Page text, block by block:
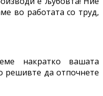
во работата со труд,
накратко вашата
решивте да отпочнете